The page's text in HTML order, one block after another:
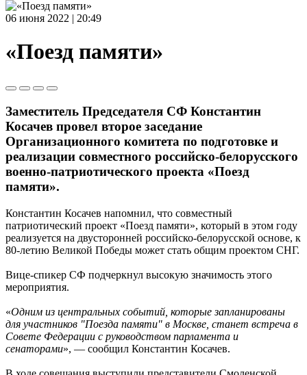
06 июня 2022 | 20:49
«Поезд памяти»
Заместитель Председателя СФ Константин
Косачев провел второе заседание
Организационного комитета по подготовке и
реализации совместного российско-белорусского
военно-патриотического проекта «Поезд
памяти».
Константин Косачев напомнил, что совместный
патриотический проект «Поезд памяти», который в этом году
реализуется на двусторонней российско-белорусской основе, к
80-летию Великой Победы может стать общим проектом СНГ.
Вице-спикер СФ подчеркнул высокую значимость этого
мероприятия.
«Одним из центральных событий, которые запланированы
для участников "Поезда памяти" в Москве, станет встреча в
Совете Федерации с руководством парламента и
сенаторами», — сообщил Константин Косачев.